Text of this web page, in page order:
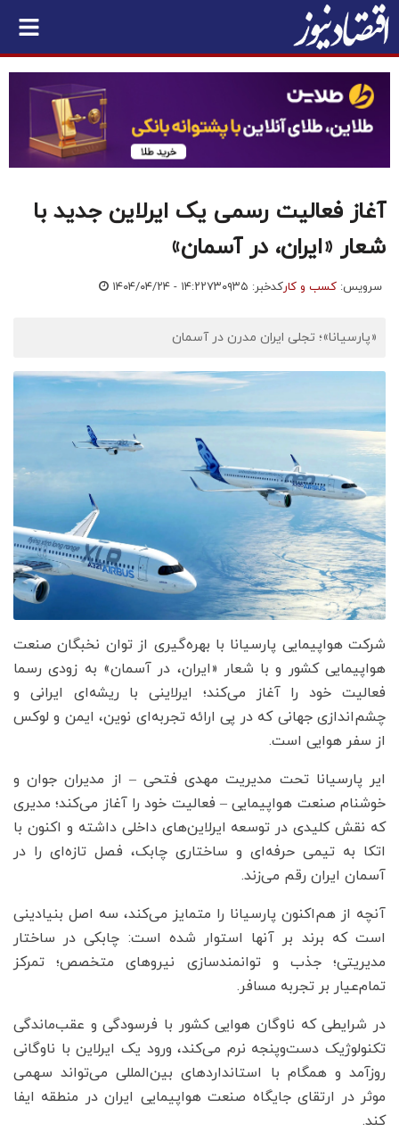
آغاز فعالیت رسمی یک ایرلاین جدید با
شعار «ایران، در آسمان»
سرویس: کسب و کارکدخبر: ۷۳۰۹۳۵ ۱۴۰۴/۰۴/۲۴ - ۱۴:۲۲
«پارسیانا»؛ تجلی ایران مدرن در آسمان
شرکت هواپیمایی پارسیانا با بهره‌‌‌گیری از توان نخبگان صنعت
هواپیمایی کشور و با شعار «ایران، در آسمان» به زودی رسما
فعالیت خود را آغاز می‌کند؛ ایرلاینی با ریشه‌‌‌ای ایرانی و
چشم‌‌‌اندازی جهانی که در پی ارائه تجربه‌‌‌ای نوین، ایمن و لوکس
از سفر هوایی است.
ایر پارسیانا تحت مدیریت مهدی فتحی – از مدیران جوان و
خوشنام صنعت هواپیمایی – فعالیت خود را آغاز می‌کند؛ مدیری
که نقش کلیدی در توسعه ایرلاین‌‌‌های داخلی داشته و اکنون با
اتکا به تیمی حرفه‌‌‌ای و ساختاری چابک، فصل تازه‌‌‌ای را در
آسمان ایران رقم می‌‌‌زند.
آنچه از هم‌‌‌اکنون پارسیانا را متمایز می‌کند، سه اصل بنیادینی
است که برند بر آنها استوار شده است: چابکی در ساختار
مدیریتی؛ جذب و توانمندسازی نیروهای متخصص؛ تمرکز
تمام‌‌‌عیار بر تجربه مسافر.
در شرایطی که ناوگان هوایی کشور با فرسودگی و عقب‌‌‌ماندگی
تکنولوژیک دست‌‌‌وپنجه نرم می‌کند، ورود یک ایرلاین با ناوگانی
روزآمد و همگام با استانداردهای بین‌المللی می‌تواند سهمی
موثر در ارتقای جایگاه صنعت هواپیمایی ایران در منطقه ایفا
کند.